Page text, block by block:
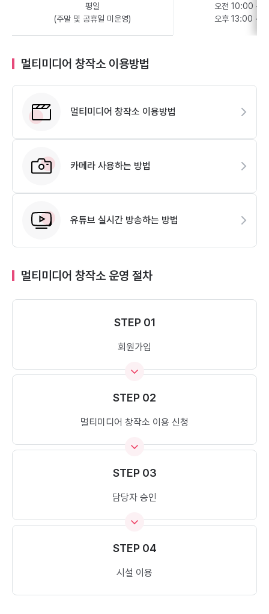
평일
(주말 및 공휴일 미운영)
오전 10:00 ~
오후 13:00 ~
멀티미디어 창작소 이용방법
멀티미디어 창작소 이용방법
카메라 사용하는 방법
유튜브 실시간 방송하는 방법
멀티미디어 창작소 운영 절차
STEP 01
회원가입
STEP 02
멀티미디어 창작소 이용 신청
STEP 03
담당자 승인
STEP 04
시설 이용